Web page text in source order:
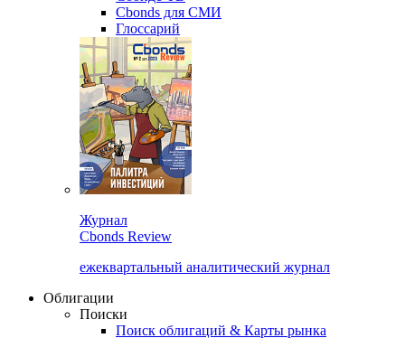
Новости & Research Hub
Новости рынка
Research Hub
Сбондс-ТВ
Cbonds для СМИ
Глоссарий
Cbonds Review
ежеквартальный аналитический журнал